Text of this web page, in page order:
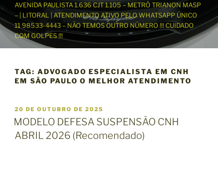
ú
d
AVENIDA PAULISTA 1.636 CJT 1.105 – METRÔ TRIANON MASP
– | LITORAL | ATENDIMENTO ATIVO PELO WHATSAPP ÚNICO
11 98533-4443 – NÃO TEMOS OUTRO NÚMERO !!! CUIDADO
COM GOLPES !!!
TAG: ADVOGADO ESPECIALISTA EM CNH
EM SÃO PAULO O MELHOR ATENDIMENTO
P
U
B
L
20 DE OUTUBRO DE 2025
MODELO DEFESA SUSPENSÃO CNH
ABRIL 2026 (Recomendado)